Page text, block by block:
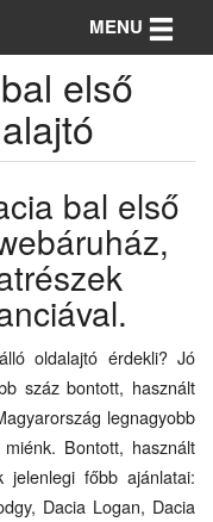
MENU Toggle
első
bal első
oldalajtó érdekli? Jó
száz bontott, használt
legnagyobb
Bontott, használt
jelenlegi főbb ajánlatai:
Dacia Logan, Dacia